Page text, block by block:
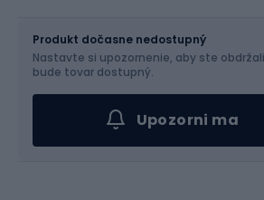
Vyber veľkosť...
Produkt dočasne nedostupný
Nastavte si upozornenie, aby ste
bude tovar dostupný.
Upozorni ma